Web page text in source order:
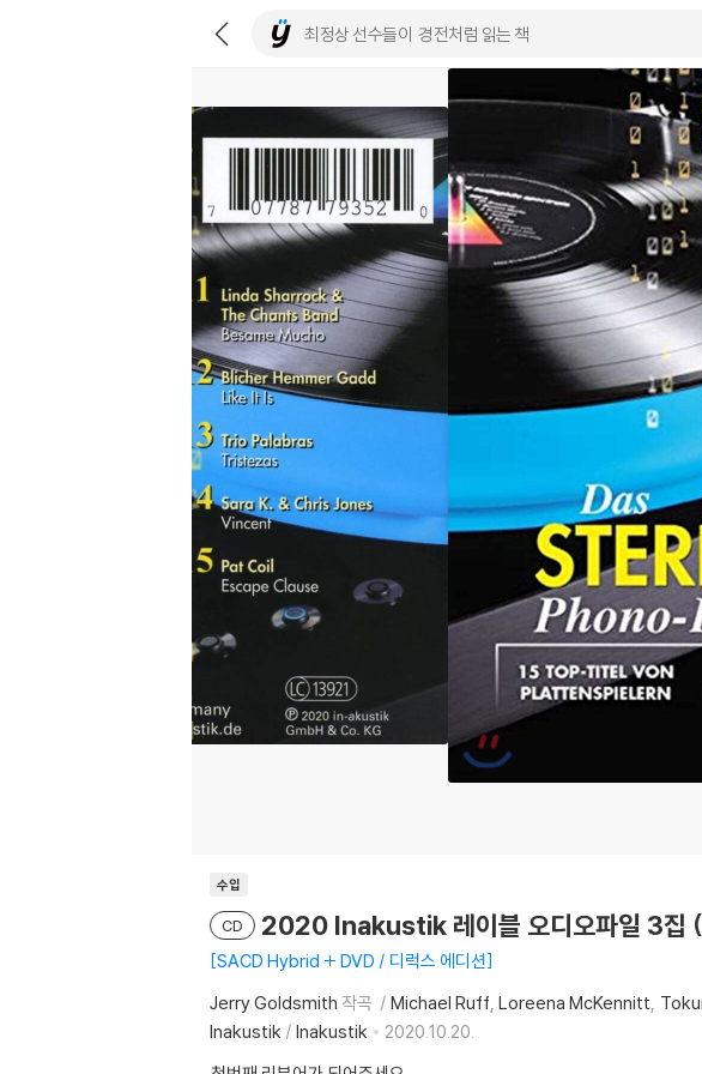
수입
CD 2020 Inakustik 레이블 오디오파일 3
SACD Hybrid + DVD / 디럭스 에디션
Jerry Goldsmith 작곡 Michael Ruff Loreena McKennitt
Inakustik / Inakustik
2020.10.20.